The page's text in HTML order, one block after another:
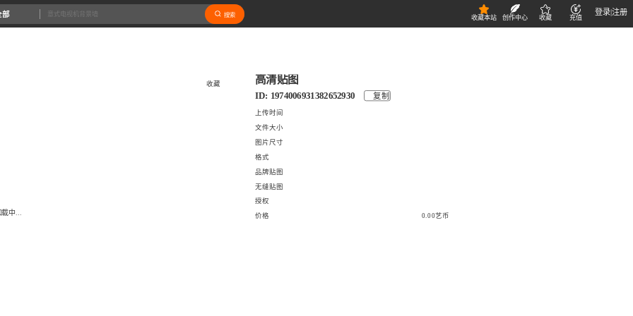
部 搜索 收藏本站 创作中心 收藏 充值
登录|注册
载中...
收藏 高清贴图
ID: 1974006931382652930 复制
上传时间
文件大小
图片尺寸
格式
品牌贴图
无缝贴图
授权
价格 0.00艺币